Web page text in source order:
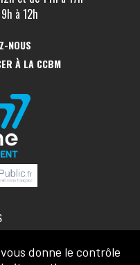
à 12h
NOUS
À LA CCBM
donne le contrôle